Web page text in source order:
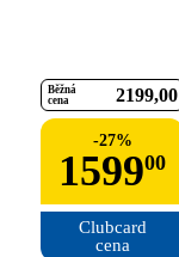
Běžná
cena
2199 00
-27%
159900
Clubcard
cena